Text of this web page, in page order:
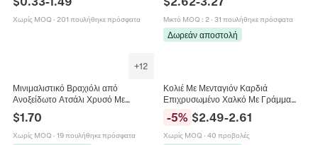
Λουλούδι Τεχνητό Μαργαριτάρι
Χρυσό Γούρι Τσάντας Δώρο για τη
Χωρίς MOQ · 201 πουλήθηκε πρόσφατα
Love Κοσμήματα Δώρο Για Γυναίκες
Μικτό MOQ : 2· 31 πουλήθηκε πρόσφατα
Δωρεάν αποστολή
+12
Μινιμαλιστικό Βραχιόλι από
Ανοξείδωτο Ατσάλι Χρυσό Με
Διακοσμητικά Σμάλτο Στρας
Κοσμήματα Δώρο για τη Μαμά
$1.70
Χωρίς MOQ · 19 πουλήθηκε πρόσφατα
Κολιέ Με Μενταγιόν Καρδιά
Επιχρυσωμένο Χαλκό Με Γράμμα
Δώρο Για Μητέρα Γυναίκες
-5% $2.49-2.61
Χωρίς MOQ · 40 προβολές